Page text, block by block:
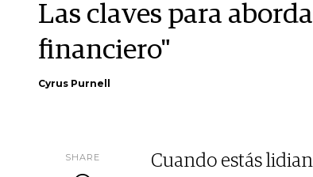
Las claves para
financiero"
Cyrus Purnell
SHARE
Cuando estás